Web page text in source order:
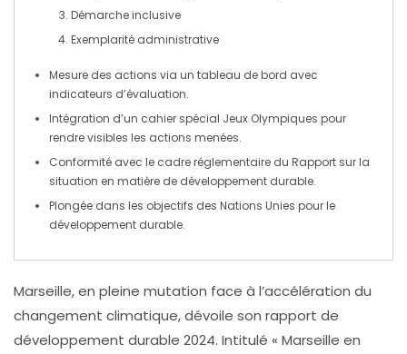
Démarche inclusive
Exemplarité administrative
Mesure des actions via un tableau de bord avec
indicateurs d’évaluation.
Intégration d’un cahier spécial Jeux Olympiques pour
rendre visibles les actions menées.
Conformité avec le cadre réglementaire du Rapport sur la
situation en matière de développement durable.
Plongée dans les objectifs des Nations Unies pour le
développement durable.
Marseille, en pleine mutation face à l’accélération du
changement climatique, dévoile son rapport de
développement durable 2024. Intitulé « Marseille en